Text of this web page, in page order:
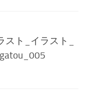
ト_イラスト_